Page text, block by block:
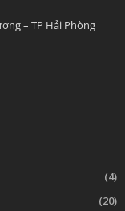
– TP Hải Phòng
(4)
(20)